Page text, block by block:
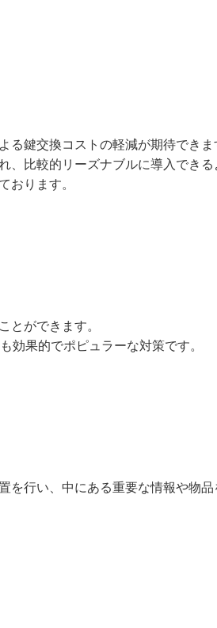
る鍵交換コストの軽減が期待できま
、比較的リーズナブルに導入できる
おります。
とができます。
効果的でポピュラーな対策です。
を行い、中にある重要な情報や物品